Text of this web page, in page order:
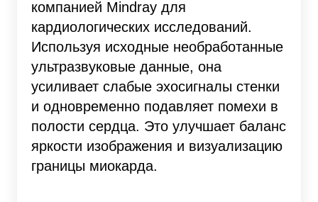
компанией Mindray для
кардиологических исследований.
Используя исходные необработанные
ультразвуковые данные, она
усиливает слабые эхосигналы стенки
и одновременно подавляет помехи в
полости сердца. Это улучшает баланс
яркости изображения и визуализацию
границы миокарда.